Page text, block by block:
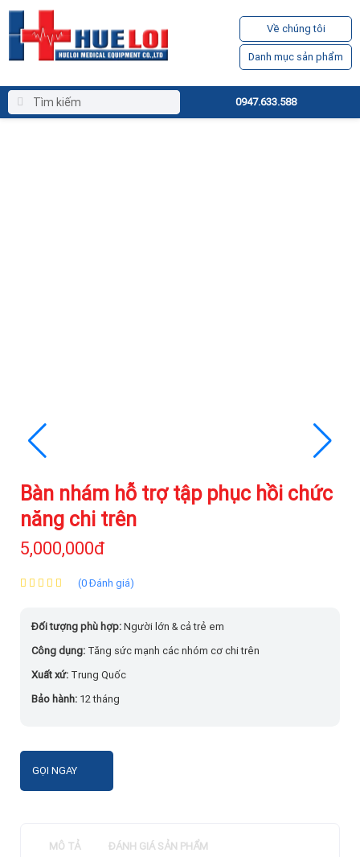
Về chúng tôi
Danh mục sản phẩm
0947.633.588
Bàn nhám hỗ trợ tập phục hồi chức
năng chi trên
5,000,000đ
(0 Đánh giá)
Đối tượng phù hợp:Người lớn & cả trẻ em
Công dụng: Tăng sức mạnh các nhóm cơ chi trên
Xuất xứ: Trung Quốc
Bảo hành: 12 tháng
GỌI NGAY
MÔ TẢ ĐÁNH GIÁ SẢN PHẨM